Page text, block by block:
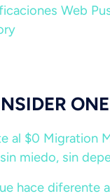
Web
ONE
al $0 Migration
miedo, sin
hace diferente